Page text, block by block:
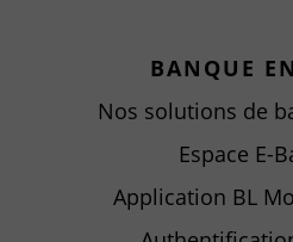
BANQUE
Nos solutions de
Espace E-
Application BL